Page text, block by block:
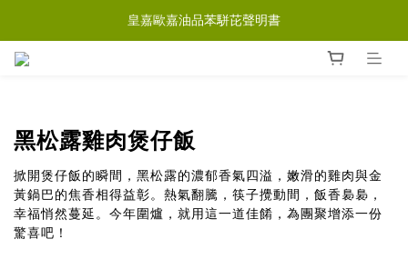
皇嘉歐嘉油品苯駢芘聲明書
黑松露雞肉煲仔飯
掀開煲仔飯的瞬間，黑松露的濃郁香氣四溢，嫩滑的雞肉與金
黃鍋巴的焦香相得益彰。熱氣翻騰，筷子攪動間，飯香裊裊，
幸福悄然蔓延。今年圍爐，就用這一道佳餚，為團聚增添一份
驚喜吧！